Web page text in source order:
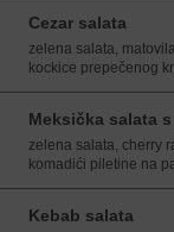
Cezar salata
zelena salata,
kockice prepečenog
Meksička salata
zelena salata, cherry
komadići piletine na
Kebab salata